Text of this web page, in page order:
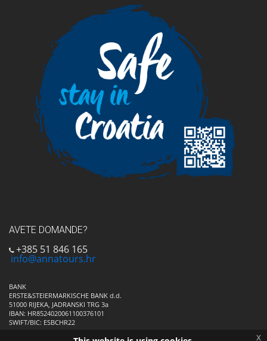
AVETE DOMANDE?
+385 51 846 165
info@annatours.hr
BANK
ERSTE&STEIERMARKISCHE BANK d.d.
51000 RIJEKA, JADRANSKI TRG 3a
IBAN: HR8524020061100376101
SWIFT/BIC: ESBCHR22
x